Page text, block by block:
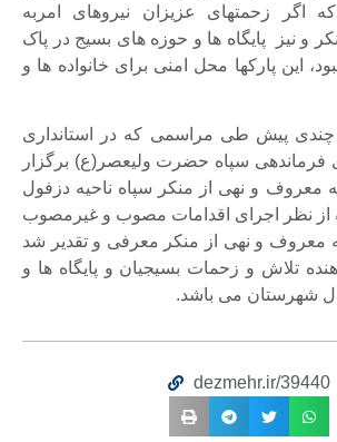
اگر زحمتهای عزیزان نیروهای امربه
و نیز پایگاه ها و حوزه های بسیج در پاک
این پارکها محل امنی برای خانواده ها و
پیش طی مراسمی که در استانداری
فرماندهی سپاه حضرت ولیعصر(ع) برگزار
معروف و نهی از منکر سپاه ناحیه دزفول
از نظر اجرای اقدامات مصوب و غیرمصوب
معروف و نهی از منکر معرفی و تقدیر شد
تلاش و زحمات بسیجیان و پایگاه ها و
شهرستان می باشد.
dezmehr.ir/39440